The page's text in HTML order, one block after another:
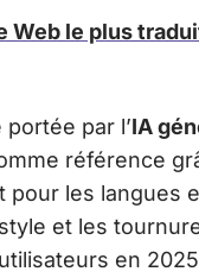
Web le plus
par l’IA
référence
les langues
et les
en